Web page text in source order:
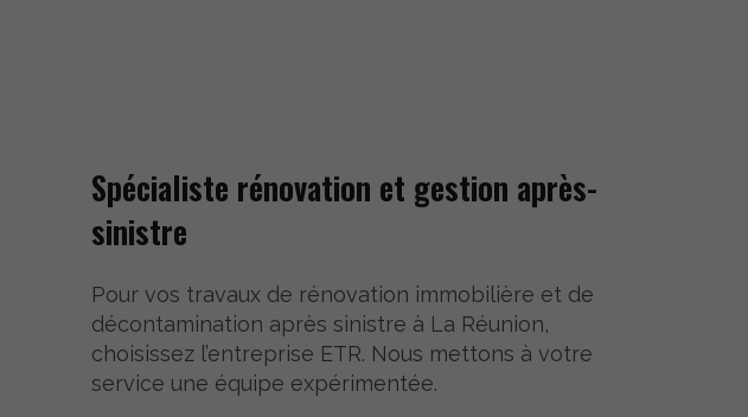
Spécialiste rénovation et gestion après-
sinistre
Pour vos travaux de rénovation immobilière et de
décontamination après sinistre à La Réunion,
choisissez l’entreprise ETR. Nous mettons à votre
service une équipe expérimentée.